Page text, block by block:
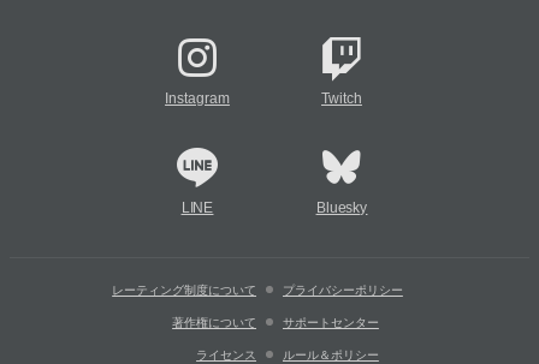
Instagram Twitch
LINE Bluesky
レーティング制度について プライバシーポリシー
著作権について サポートセンター
ライセンス ルール＆ポリシー